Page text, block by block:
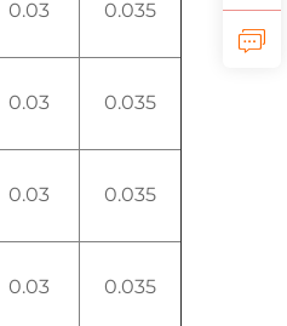
0.03 0.035
0.03 0.035
0.03 0.035
0.03 0.035